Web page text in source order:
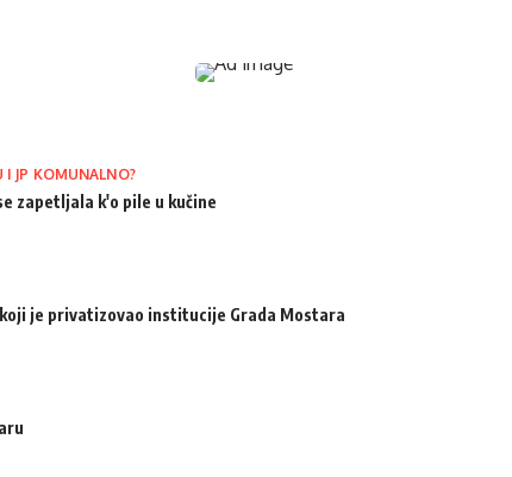
I JP KOMUNALNO?
zapetljala k'o pile u kučine
je privatizovao institucije Grada Mostara